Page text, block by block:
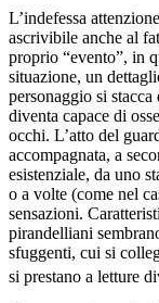
L’indefessa
ascrivibile anche al
proprio “evento”, in
situazione, un
personaggio si stacca
diventa capace di
occhi. L’atto del
accompagnata, a
esistenziale, da uno
o a volte (come nel
sensazioni.
pirandelliani
sfuggenti, cui si
si prestano a letture